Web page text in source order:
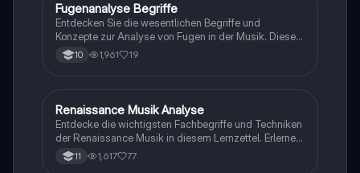
Musik
Fugenanalyse Begriffe
Entdecken Sie die wesentlichen Begriffe und
Konzepte zur Analyse von Fugen in der Musik. Diese
Zusammenfassung behandelt Themen wie
Kontrapunkt, Dux, Comes, Imitation und Modulation,
interessierte, die ihre Kenntnisse in Musiktheorie
vertiefen möchten.
10 1,961 19
Musik
Renaissance Musik Analyse
Entdecke die wichtigsten Fachbegriffe und Techniken
der Renaissance Musik in diesem Lernzettel. Erlerne
Konzepte wie Polyphonie, Imitation, Homophonie und
mehr, um Musikstücke effektiv zu analysieren. Ideal
11 1,617 77